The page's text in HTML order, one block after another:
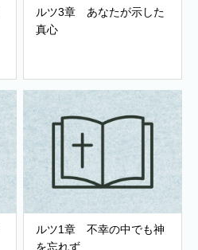
ルツ3章 あなたが示した
真心
ルツ1章 不幸の中でも神
を忘れず